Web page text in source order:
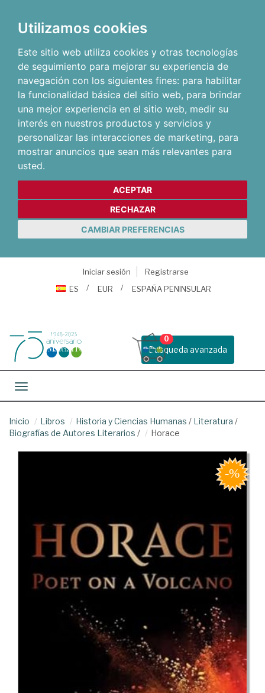
Utilizamos cookies
Este sitio web utiliza cookies y otras tecnologías
de seguimiento para mejorar su experiencia de
navegación con los siguientes fines: para habilitar
la funcionalidad básica del sitio web, para brindar
una mejor experiencia en el sitio web, medir su
interés en nuestros productos y servicios y
personalizar las interacciones de marketing, para
mostrar anuncios que sean más relevantes para
usted.
ACEPTAR
RECHAZAR
CAMBIAR PREFERENCIAS
Iniciar sesión
Registrarse
ES
EUR ESPAÑA PENINSULAR
Busqueda avanzada
0
Toggle navigation
Inicio Libros Historia y Ciencias Humanas / Literatura /
Biografías de Autores Literarios / Horace